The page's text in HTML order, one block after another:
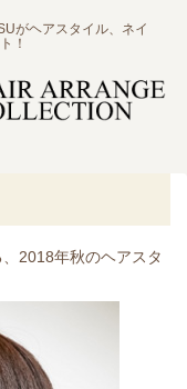
がヘアスタイル、ネイ
！
2018年秋のヘアスタ